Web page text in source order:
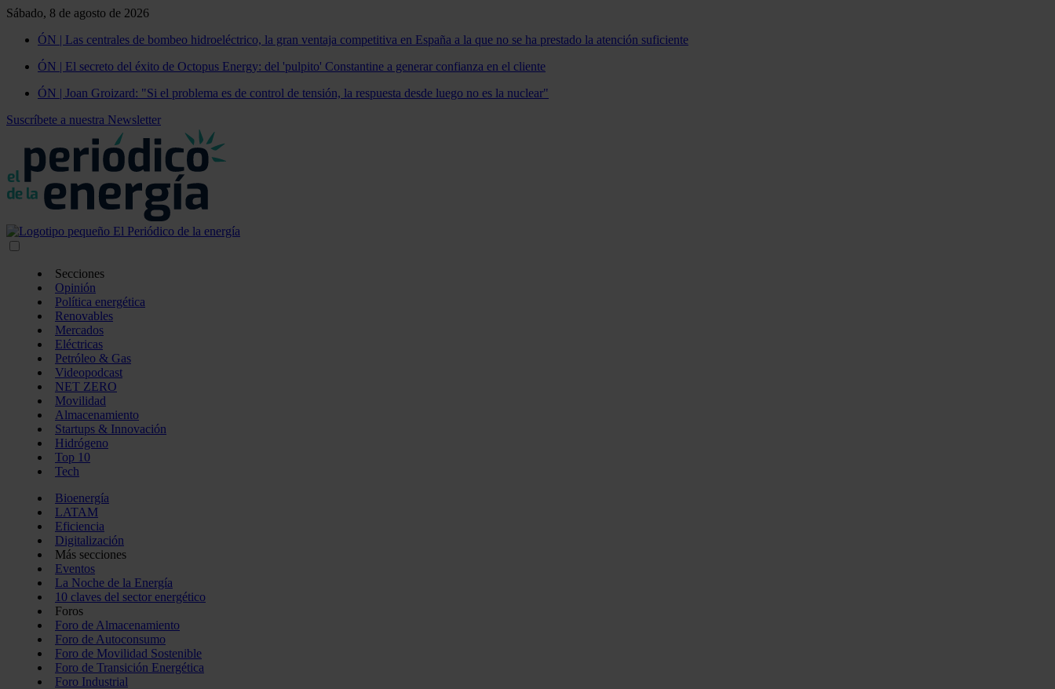
Sábado, 8 de agosto de 2026
ÓN | Las centrales de bombeo hidroeléctrico, la gran ventaja competitiva en España a la que no se ha prestado la atención suficiente
ÓN | El secreto del éxito de Octopus Energy: del 'pulpito' Constantine a generar confianza en el cliente
ÓN | Joan Groizard: "Si el problema es de control de tensión, la respuesta desde luego no es la nuclear"
Suscríbete a nuestra Newsletter
Secciones
Opinión
Política energética
Renovables
Mercados
Eléctricas
Petróleo & Gas
Videopodcast
NET ZERO
Movilidad
Almacenamiento
Startups & Innovación
Hidrógeno
Top 10
Tech
Bioenergía
LATAM
Eficiencia
Digitalización
Más secciones
Eventos
La Noche de la Energía
10 claves del sector energético
Foros
Foro de Almacenamiento
Foro de Autoconsumo
Foro de Movilidad Sostenible
Foro de Transición Energética
Foro Industrial